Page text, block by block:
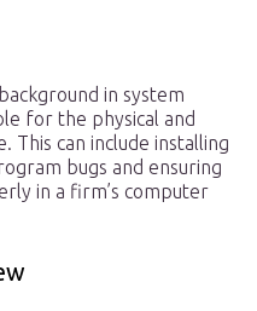
in system
for the physical and
This can include installing
bugs and ensuring
in a firm’s computer